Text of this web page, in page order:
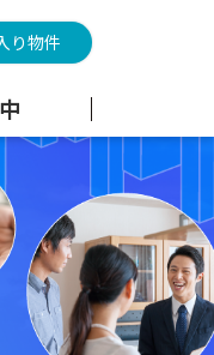
り物件